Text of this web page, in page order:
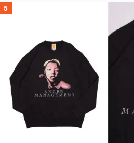
5